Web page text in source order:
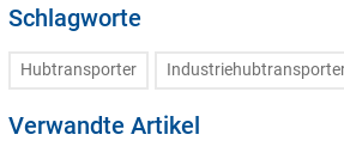
Schlagworte
Hubtransporter
Verwandte Artikel